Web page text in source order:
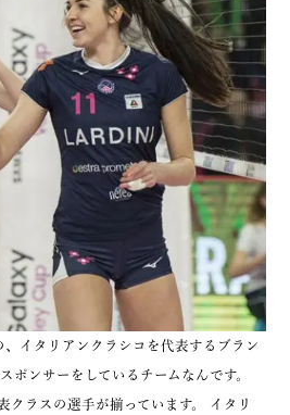
、イタリアンクラシコを代表するブラン
ポンサーをしているチームなんです。
クラスの選手が揃っています。 イタリ